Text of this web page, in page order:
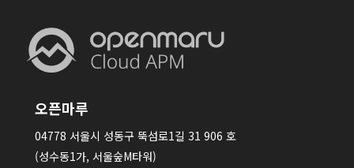
오픈마루
04778 서울시 성동구 뚝섬로1길 31 906 호
(성수동1가, 서울숲M타워)